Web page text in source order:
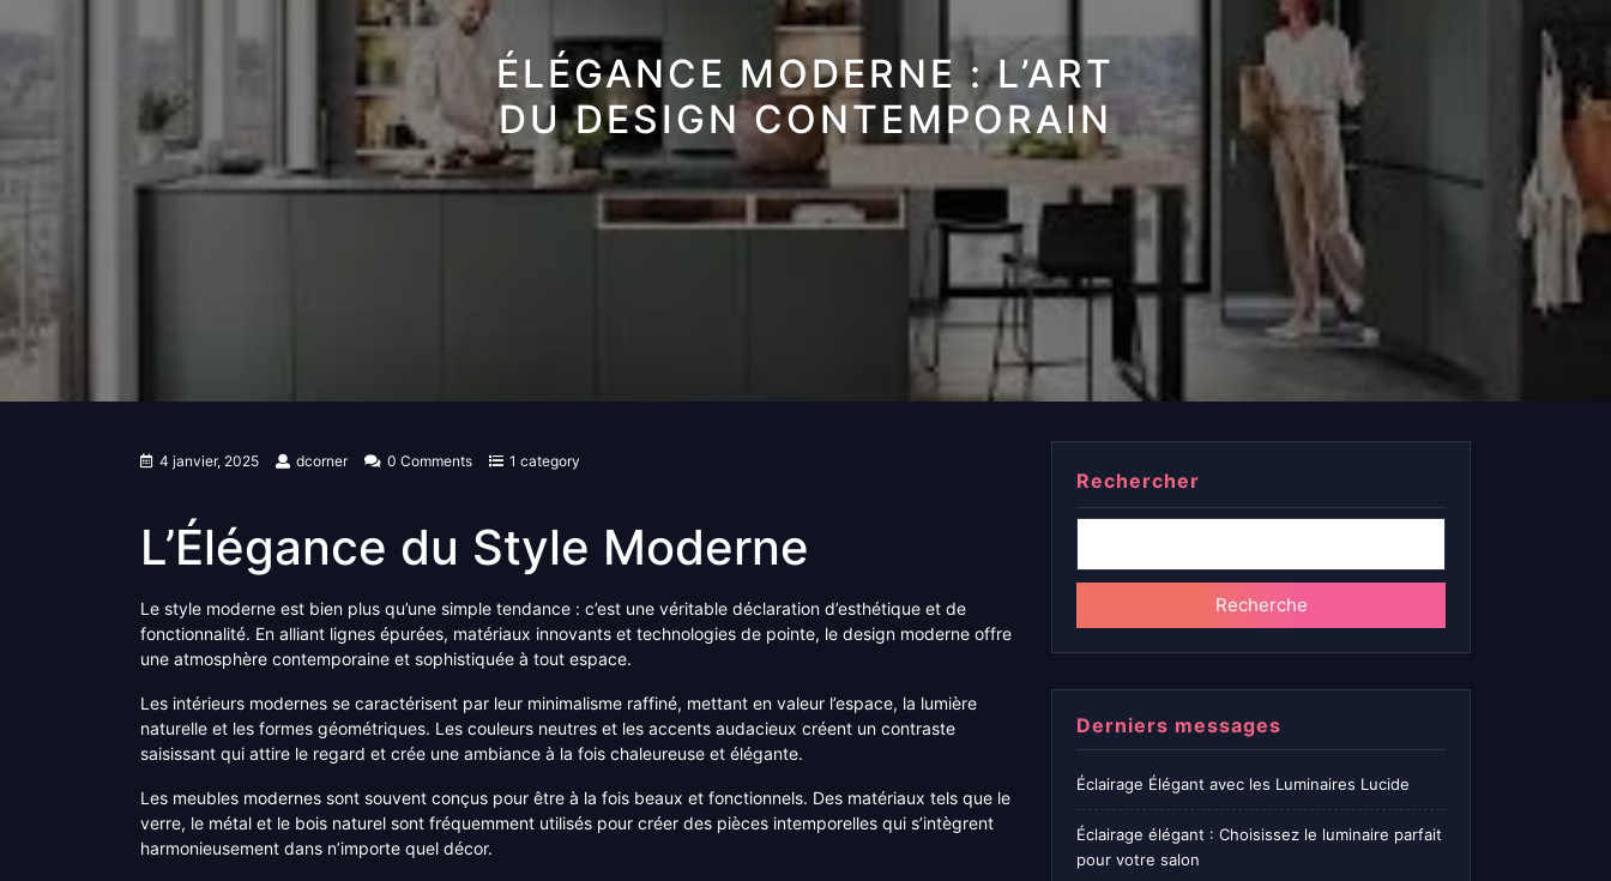
ÉLÉGANCE MODERNE : L’ART
DU DESIGN CONTEMPORAIN
4 janvier, 2025 dcorner 0 Comments 1 category
L’Élégance du Style Moderne
Le style moderne est bien plus qu’une simple tendance : c’est une véritable déclaration d’esthétique et de
fonctionnalité. En alliant lignes épurées, matériaux innovants et technologies de pointe, le design moderne offre
une atmosphère contemporaine et sophistiquée à tout espace.
Les intérieurs modernes se caractérisent par leur minimalisme raffiné, mettant en valeur l’espace, la lumière
naturelle et les formes géométriques. Les couleurs neutres et les accents audacieux créent un contraste
saisissant qui attire le regard et crée une ambiance à la fois chaleureuse et élégante.
Les meubles modernes sont souvent conçus pour être à la fois beaux et fonctionnels. Des matériaux tels que le
verre, le métal et le bois naturel sont fréquemment utilisés pour créer des pièces intemporelles qui s’intègrent
harmonieusement dans n’importe quel décor.
Rechercher
Recherche
Derniers messages
Éclairage Élégant avec les Luminaires Lucide
Éclairage élégant : Choisissez le luminaire parfait
pour votre salon